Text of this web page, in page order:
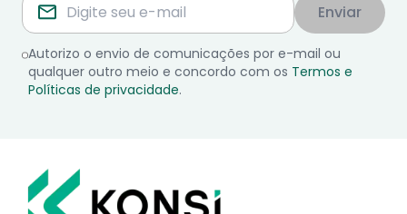
Enviar
Autorizo o envio de comunicações por e-mail ou
qualquer outro meio e concordo com os Termos e
Políticas de privacidade.